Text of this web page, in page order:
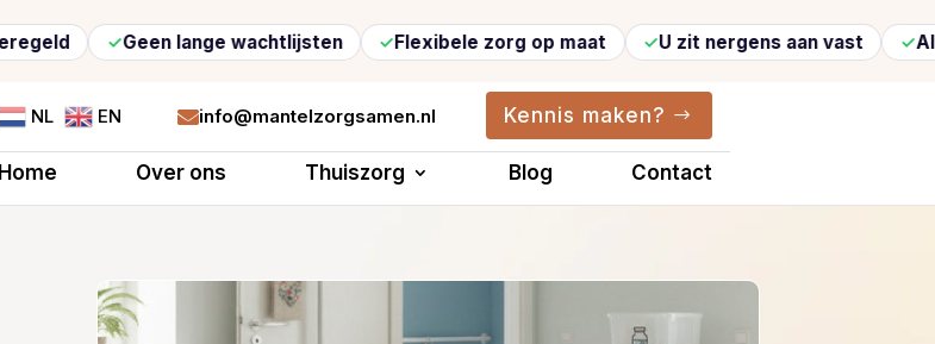
Geen lange wachtlijsten Flexibele zorg op maat U zit nergens aan vast Altijd
NL EN info@mantelzorgsamen.nl Kennis maken?
Home Over ons Thuiszorg Blog Contact